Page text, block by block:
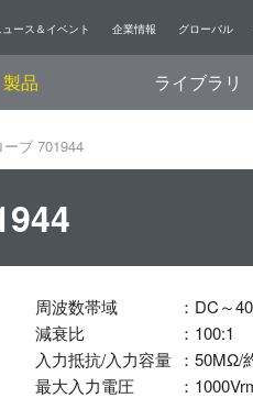
ュース＆イベント 企業情報 グローバル
製品 ライブラリ
ブ 701944
周波数帯域 ： DC～
減衰比
： 100:1
入力抵抗/入力容量 ：50MΩ/
最大入力電圧
：